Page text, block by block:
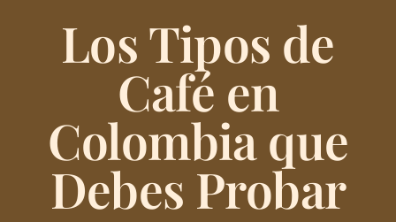
Los Tipos de
Café en
Colombia que
Debes Probar